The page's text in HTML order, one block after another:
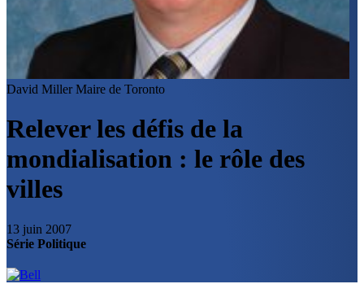
David Miller Maire de Toronto
Relever les défis de la
mondialisation : le rôle des
villes
13 juin 2007
Série Politique